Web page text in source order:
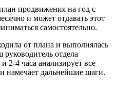
продвижения на год с
и может отдавать этот
самостоятельно.
от плана и выполнялась
отдела
2-4 часа анализирует все
намечает дальнейшие шаги.